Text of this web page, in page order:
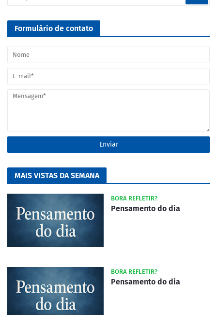
Formulário de contato
MAIS VISTAS DA SEMANA
BORA REFLETIR?
Pensamento do dia
BORA REFLETIR?
Pensamento do dia